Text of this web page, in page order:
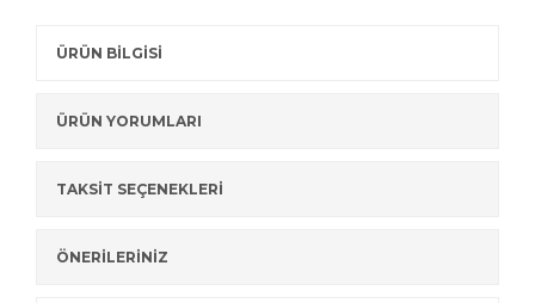
ÜRÜN BİLGİSİ
ÜRÜN YORUMLARI
TAKSİT SEÇENEKLERİ
ÖNERİLERİNİZ